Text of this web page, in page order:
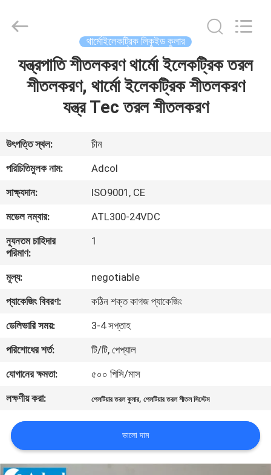
বাড়ি
ভিডিও
সম্পর্কে
কারখানা
মান
নিয়ন্ত্রণ
করুন
খবর
মামলা
থার্মোইলেকট্রিক লিকুইড কুলার
যন্ত্রপাতি শীতলকরণ থার্মো ইলেকট্রিক তরল
শীতলকরণ, থার্মো ইলেকট্রিক শীতলকরণ
যন্ত্র Tec তরল শীতলকরণ
উৎপত্তি স্থল:
চীন
পরিচিতিমুলক নাম:
Adcol
সাক্ষ্যদান:
ISO9001, CE
মডেল নম্বার:
ATL300-24VDC
ন্যূনতম চাহিদার
পরিমাণ:
1
মূল্য:
negotiable
প্যাকেজিং বিবরণ:
কঠিন শক্ত কাগজ প্যাকেজিং
ডেলিভারি সময়:
3-4 সপ্তাহ
পরিশোধের শর্ত:
টি/টি, পেপ্যাল
যোগানের ক্ষমতা:
৫০০ পিসি/মাস
লক্ষণীয় করা:
পেলটিয়ার তরল কুলার,পেলটিয়ার তরল শীতল সিস্টেম
ভালো দাম